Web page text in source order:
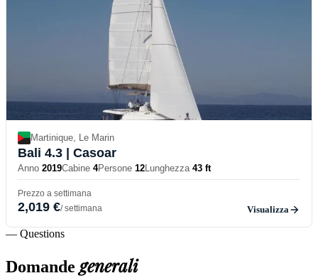
Martinique, Le Marin
Bali 4.3 | Casoar
Anno 2019Cabine 4Persone 12Lunghezza 43 ft
Prezzo a settimana
2,019 €/ settimana Visualizza
— Questions
Domandegenerali